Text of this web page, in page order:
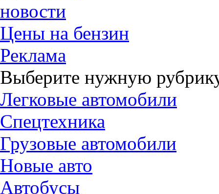
новости
Цены на бензин
Реклама
Выберите нужную
Легковые автомобили
Спецтехника
Грузовые автомобили
Новые авто
Автобусы